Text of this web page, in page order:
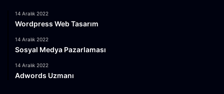
14 Aralık 2022
Wordpress Web Tasarım
14 Aralık 2022
Sosyal Medya Pazarlaması
14 Aralık 2022
Adwords Uzmanı